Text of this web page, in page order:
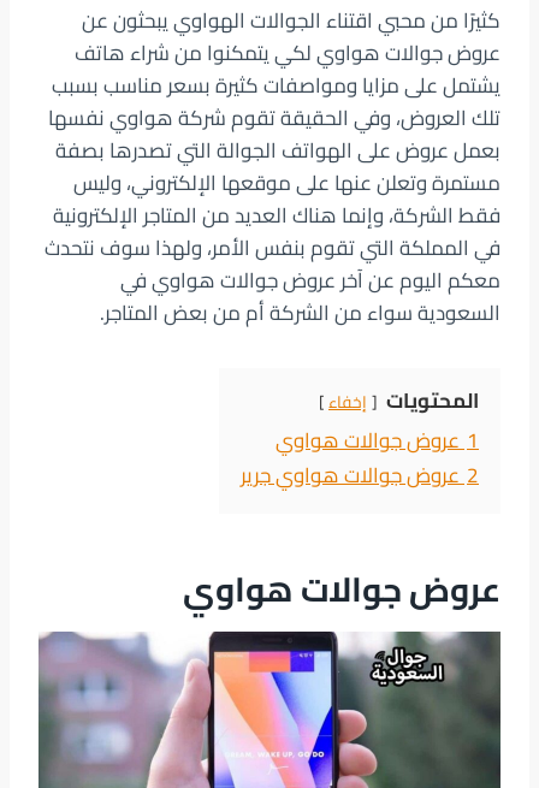
كثيرًا من محبي اقتناء الجوالات الهواوي يبحثون عن
عروض جوالات هواوي لكي يتمكنوا من شراء هاتف
يشتمل على مزايا ومواصفات كثيرة بسعر مناسب بسبب
تلك العروض، وفي الحقيقة تقوم شركة هواوي نفسها
بعمل عروض على الهواتف الجوالة التي تصدرها بصفة
مستمرة وتعلن عنها على موقعها الإلكتروني، وليس
فقط الشركة، وإنما هناك العديد من المتاجر الإلكترونية
في المملكة التي تقوم بنفس الأمر، ولهذا سوف نتحدث
معكم اليوم عن آخر عروض جوالات هواوي في
السعودية سواء من الشركة أم من بعض المتاجر.
المحتويات إخفاء
1عروض جوالات هواوي
2عروض جوالات هواوي جرير
عروض جوالات هواوي